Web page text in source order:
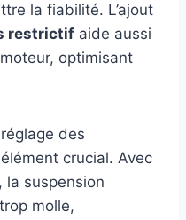
la fiabilité. L’ajout
restrictif aide aussi
optimisant
des
crucial. Avec
la suspension
molle,